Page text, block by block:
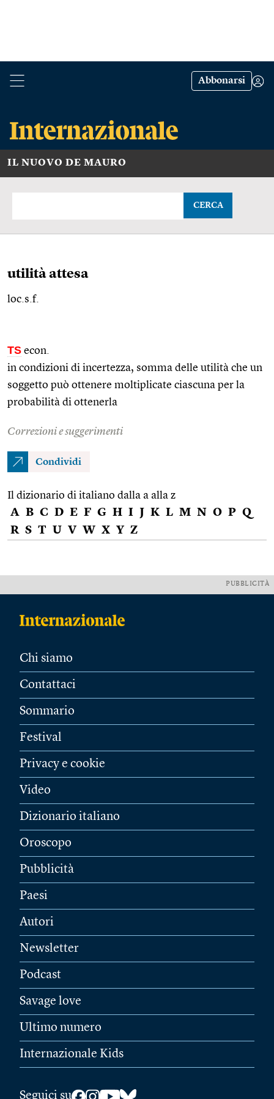
Abbonarsi
IL NUOVO DE MAURO
CERCA
utilità attesa
loc.s.f.
TS econ.
in condizioni di incertezza, somma delle utilità che un
soggetto può ottenere moltiplicate ciascuna per la
probabilità di ottenerla
Correzioni e suggerimenti
Condividi
Il dizionario di italiano dalla a alla z
A B C D E F G H I J K L M N O P Q
R S T U V W X Y Z
PUBBLICITÀ
Chi siamo
Contattaci
Sommario
Festival
Privacy e cookie
Video
Dizionario italiano
Oroscopo
Pubblicità
Paesi
Autori
Newsletter
Podcast
Savage love
Ultimo numero
Internazionale Kids
Seguici su